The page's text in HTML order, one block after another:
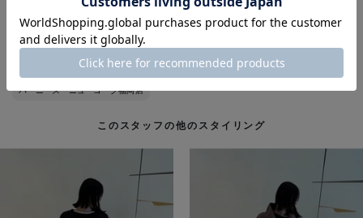
バーニーズ ニューヨーク BARNEYS NEW YORK
シューズ サンダル 春夏シーズン
バーニーズ ニューヨーク福岡店
このスタッフの他のスタイリング